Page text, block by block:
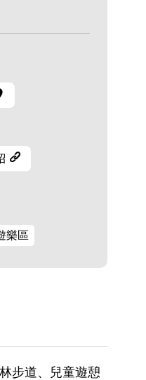
樂區
步道、兒童遊憩